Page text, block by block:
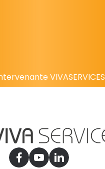
VIVASERVICES